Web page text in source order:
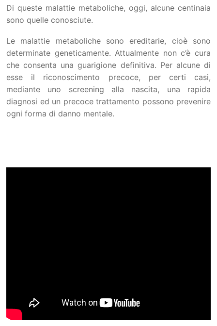
Di queste malattie metaboliche, oggi, alcune centinaia
sono quelle conosciute.
Le malattie metaboliche sono ereditarie, cioè sono
determinate geneticamente. Attualmente non c’è cura
che consenta una guarigione definitiva. Per alcune di
esse il riconoscimento precoce, per certi casi,
mediante uno screening alla nascita, una rapida
diagnosi ed un precoce trattamento possono prevenire
ogni forma di danno mentale.